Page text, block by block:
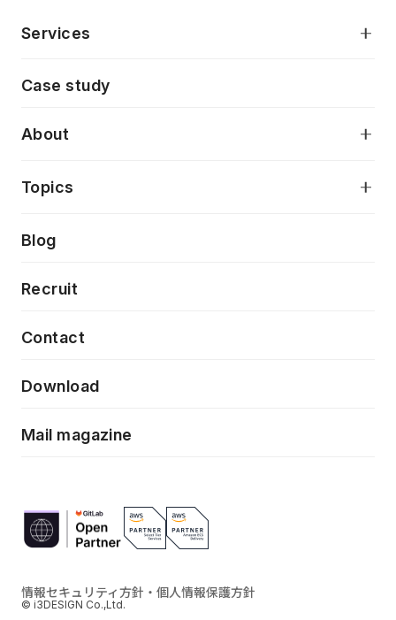
Services
AI駆動開発支援
モダナイゼーション
特徴量エンジニアリングと生成AI
デジタルプロダクトデザイン
デザインシステム構築支援
フロントエンド開発
Case study
About
当社が目指しているもの
Topics
Press release
News
Event/Seminer
Blog
Recruit
Contact
Download
Mail magazine
情報セキュリティ方針・個人情報保護方針
© i3DESIGN Co.,Ltd.